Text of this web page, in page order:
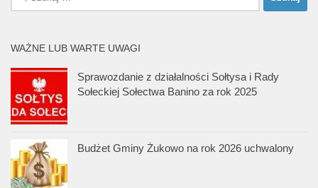
WAŻNE LUB WARTE UWAGI
Sprawozdanie z działalności Sołtysa i Rady
Sołeckiej Sołectwa Banino za rok 2025
Budżet Gminy Żukowo na rok 2026 uchwalony